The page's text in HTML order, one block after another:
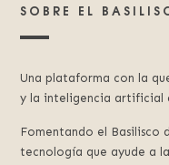
SOBRE EL
Una plataforma con la
y la inteligencia artificial
Fomentando el Basilisco
tecnología que ayude a